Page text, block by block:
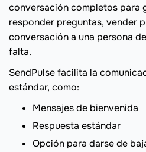
conversación completos para
responder preguntas, vender
conversación a una persona
falta.
SendPulse facilita la
estándar, como:
Mensajes de bienvenida
Respuesta estándar
Opción para darse de